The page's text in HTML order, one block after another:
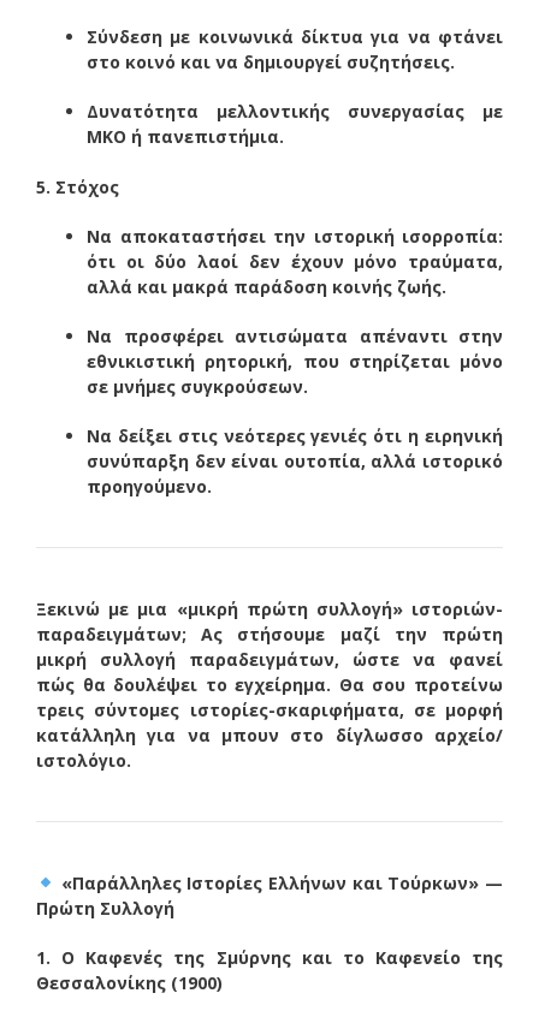
Σύνδεση με κοινωνικά δίκτυα για να φτάνει
στο κοινό και να δημιουργεί συζητήσεις.
Δυνατότητα μελλοντικής συνεργασίας με
ΜΚΟ ή πανεπιστήμια.
5. Στόχος
Να αποκαταστήσει την ιστορική ισορροπία:
ότι οι δύο λαοί δεν έχουν μόνο τραύματα,
αλλά και μακρά παράδοση κοινής ζωής.
Να προσφέρει αντισώματα απέναντι στην
εθνικιστική ρητορική, που στηρίζεται μόνο
σε μνήμες συγκρούσεων.
Να δείξει στις νεότερες γενιές ότι η ειρηνική
συνύπαρξη δεν είναι ουτοπία, αλλά ιστορικό
προηγούμενο.
Ξεκινώ με μια «μικρή πρώτη συλλογή» ιστοριών-
παραδειγμάτων; Ας στήσουμε μαζί την πρώτη
μικρή συλλογή παραδειγμάτων, ώστε να φανεί
πώς θα δουλέψει το εγχείρημα. Θα σου προτείνω
τρεις σύντομες ιστορίες-σκαριφήματα, σε μορφή
κατάλληλη για να μπουν στο δίγλωσσο αρχείο/
ιστολόγιο.
«Παράλληλες Ιστορίες Ελλήνων και Τούρκων» —
Πρώτη Συλλογή
1. Ο Καφενές της Σμύρνης και το Καφενείο της
Θεσσαλονίκης (1900)